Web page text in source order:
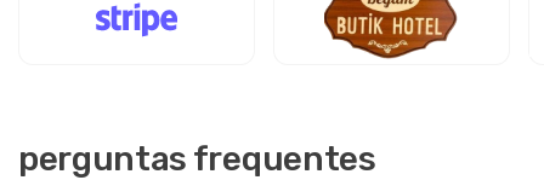
perguntas frequentes